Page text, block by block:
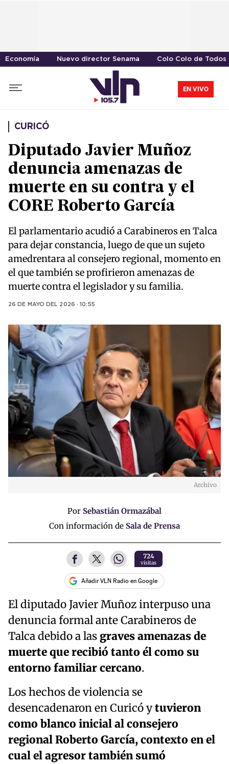
Economía Nuevo director Senama Colo Colo de Todos
EN VIVO
CURICÓ
Diputado Javier Muñoz
denuncia amenazas de
muerte en su contra y el
CORE Roberto García
El parlamentario acudió a Carabineros en Talca
para dejar constancia, luego de que un sujeto
amedrentara al consejero regional, momento en
el que también se profirieron amenazas de
muerte contra el legislador y su familia.
26 DE MAYO DEL 2026 · 10:55
Archivo
Por Sebastián Ormazábal
Con información de Sala de Prensa
724
visitas
Añadir VLN Radio en Google
El diputado Javier Muñoz interpuso una
denuncia formal ante Carabineros de
Talca debido a las graves amenazas de
muerte que recibió tanto él como su
entorno familiar cercano.
Los hechos de violencia se
desencadenaron en Curicó ytuvieron
como blanco inicial al consejero
regional Roberto García, contexto en el
cual el agresor también sumó